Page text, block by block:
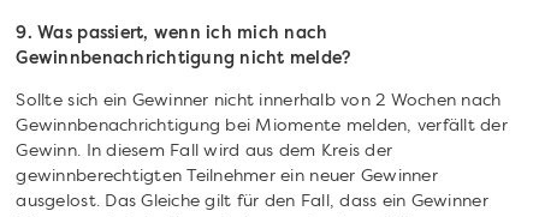
9. Was passiert, wenn ich mich nach
Gewinnbenachrichtigung nicht melde?
Sollte sich ein Gewinner nicht innerhalb von 2 Wochen nach
Gewinnbenachrichtigung bei Miomente melden, verfällt der
Gewinn. In diesem Fall wird aus dem Kreis der
gewinnberechtigten Teilnehmer ein neuer Gewinner
ausgelost. Das Gleiche gilt für den Fall, dass ein Gewinner